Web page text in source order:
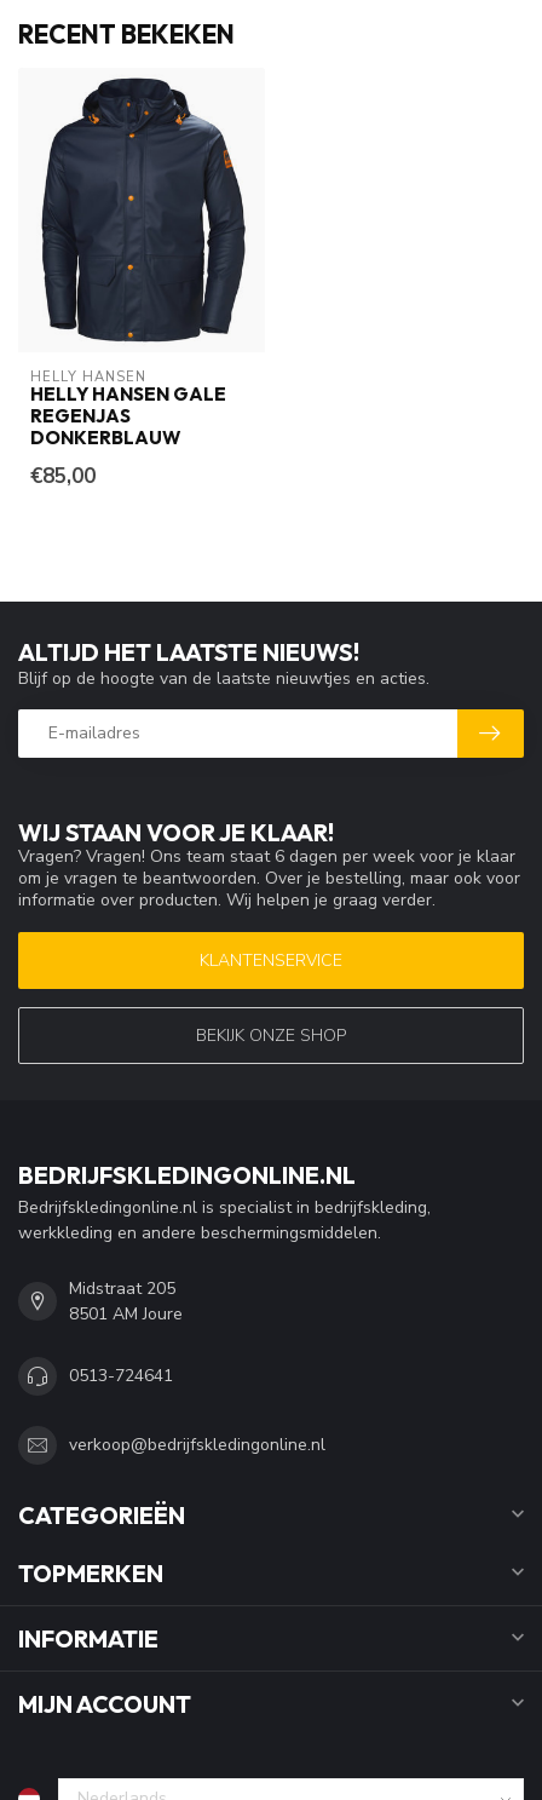
RECENT BEKEKEN
HELLY HANSEN
HELLY HANSEN GALE
REGENJAS
DONKERBLAUW
€85,00
WIJ STAAN VOOR JE KLAAR!
Vragen? Vragen! Ons team staat 6 dagen per week voor je klaar
om je vragen te beantwoorden. Over je bestelling, maar ook voor
informatie over producten. Wij helpen je graag verder.
KLANTENSERVICE
BEKIJK ONZE SHOP
ALTIJD HET LAATSTE NIEUWS!
Blijf op de hoogte van de laatste nieuwtjes en acties.
BEDRIJFSKLEDINGONLINE.NL
Bedrijfskledingonline.nl is specialist in bedrijfskleding,
werkkleding en andere beschermingsmiddelen.
Midstraat 205
8501 AM Joure
0513-724641
verkoop@bedrijfskledingonline.nl
CATEGORIEËN
TOPMERKEN
INFORMATIE
MIJN ACCOUNT